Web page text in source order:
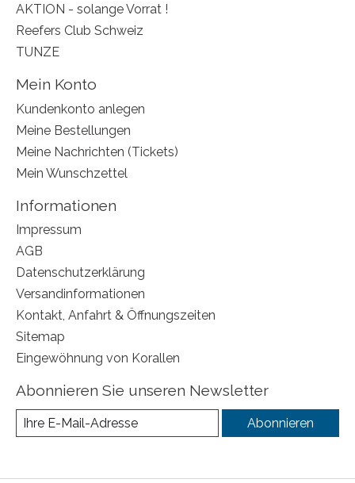
AKTION - solange Vorrat !
Reefers Club Schweiz
TUNZE
Mein Konto
Kundenkonto anlegen
Meine Bestellungen
Meine Nachrichten (Tickets)
Mein Wunschzettel
Informationen
Impressum
AGB
Datenschutzerklärung
Versandinformationen
Kontakt, Anfahrt & Öffnungszeiten
Sitemap
Eingewöhnung von Korallen
Abonnieren Sie unseren Newsletter
Abonnieren